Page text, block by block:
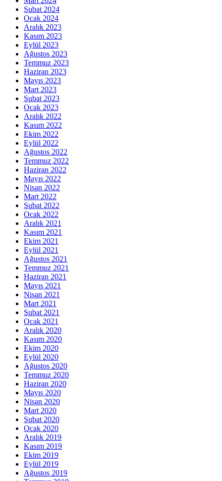
Şubat 2024
Ocak 2024
Aralık 2023
Kasım 2023
Eylül 2023
Ağustos 2023
Temmuz 2023
Haziran 2023
Mayıs 2023
Mart 2023
Şubat 2023
Ocak 2023
Aralık 2022
Kasım 2022
Ekim 2022
Eylül 2022
Ağustos 2022
Temmuz 2022
Haziran 2022
Mayıs 2022
Nisan 2022
Mart 2022
Şubat 2022
Ocak 2022
Aralık 2021
Kasım 2021
Ekim 2021
Eylül 2021
Ağustos 2021
Temmuz 2021
Haziran 2021
Mayıs 2021
Nisan 2021
Mart 2021
Şubat 2021
Ocak 2021
Aralık 2020
Kasım 2020
Ekim 2020
Eylül 2020
Ağustos 2020
Temmuz 2020
Haziran 2020
Mayıs 2020
Nisan 2020
Mart 2020
Şubat 2020
Ocak 2020
Aralık 2019
Kasım 2019
Ekim 2019
Eylül 2019
Ağustos 2019